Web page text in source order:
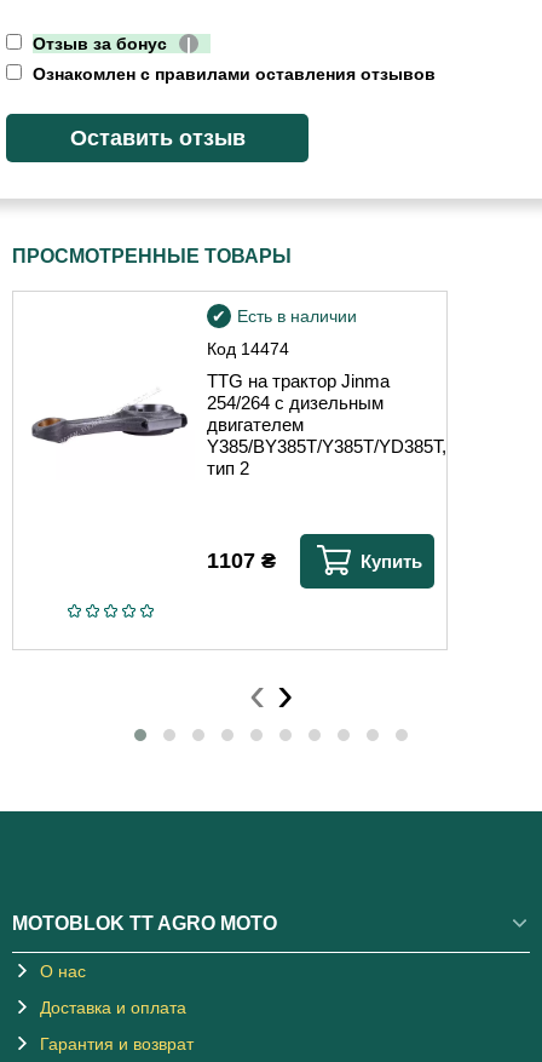
Отзыв за бонус
|
Ознакомлен с правилами оставления отзывов
ПРОСМОТРЕННЫЕ ТОВАРЫ
Код 14474
Есть в наличии
TTG на трактор Jinma
254/264 с дизельным
двигателем
Y385/BY385T/Y385T/YD385T,
тип 2
1107 ₴ Купить
‹ ›
MOTOBLOK TT AGRO MOTO
О нас
Доставка и оплата
Гарантия и возврат